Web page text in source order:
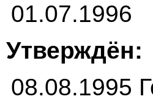
01.07.1996
Утверждён:
08.08.1995